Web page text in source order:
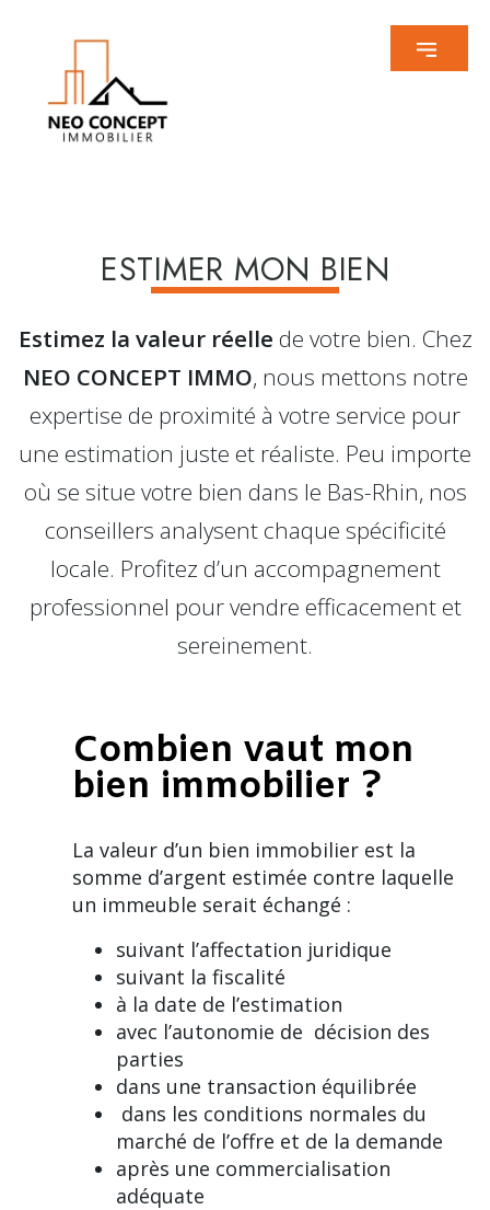
ESTIMER MON BIEN
Estimez la valeur réelle de votre bien. Chez
NEO CONCEPT IMMO, nous mettons notre
expertise de proximité à votre service pour
une estimation juste et réaliste. Peu importe
où se situe votre bien dans le Bas-Rhin, nos
conseillers analysent chaque spécificité
locale. Profitez d’un accompagnement
professionnel pour vendre efficacement et
sereinement.
Combien vaut mon
bien immobilier ?
La valeur d’un bien immobilier est la
somme d’argent estimée contre laquelle
un immeuble serait échangé :
suivant l’affectation juridique
suivant la fiscalité
à la date de l’estimation
avec l’autonomie de décision des
parties
dans une transaction équilibrée
dans les conditions normales du
marché de l’offre et de la demande
après une commercialisation
adéquate